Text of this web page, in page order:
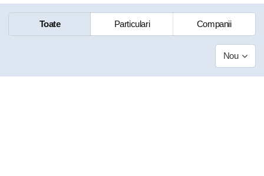
Toate Particulari Companii
Nou